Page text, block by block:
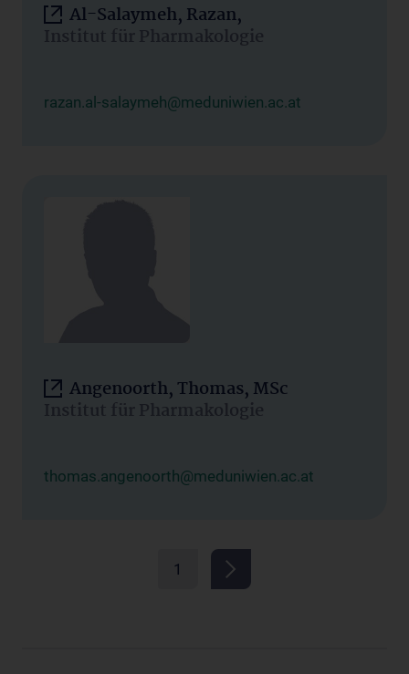
Al-Salaymeh, Razan,
Institut für Pharmakologie
razan.al-salaymeh@meduniwien.ac.at
Angenoorth, Thomas, MSc
Institut für Pharmakologie
thomas.angenoorth@meduniwien.ac.at
1